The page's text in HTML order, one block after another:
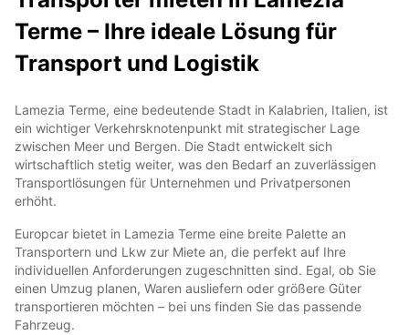
Terme – Ihre ideale Lösung für
Transport und Logistik
Lamezia Terme, eine bedeutende Stadt in Kalabrien, Italien, ist
ein wichtiger Verkehrsknotenpunkt mit strategischer Lage
zwischen Meer und Bergen. Die Stadt entwickelt sich
wirtschaftlich stetig weiter, was den Bedarf an zuverlässigen
Transportlösungen für Unternehmen und Privatpersonen
erhöht.
Europcar bietet in Lamezia Terme eine breite Palette an
Transportern und Lkw zur Miete an, die perfekt auf Ihre
individuellen Anforderungen zugeschnitten sind. Egal, ob Sie
einen Umzug planen, Waren ausliefern oder größere Güter
transportieren möchten – bei uns finden Sie das passende
Fahrzeug.